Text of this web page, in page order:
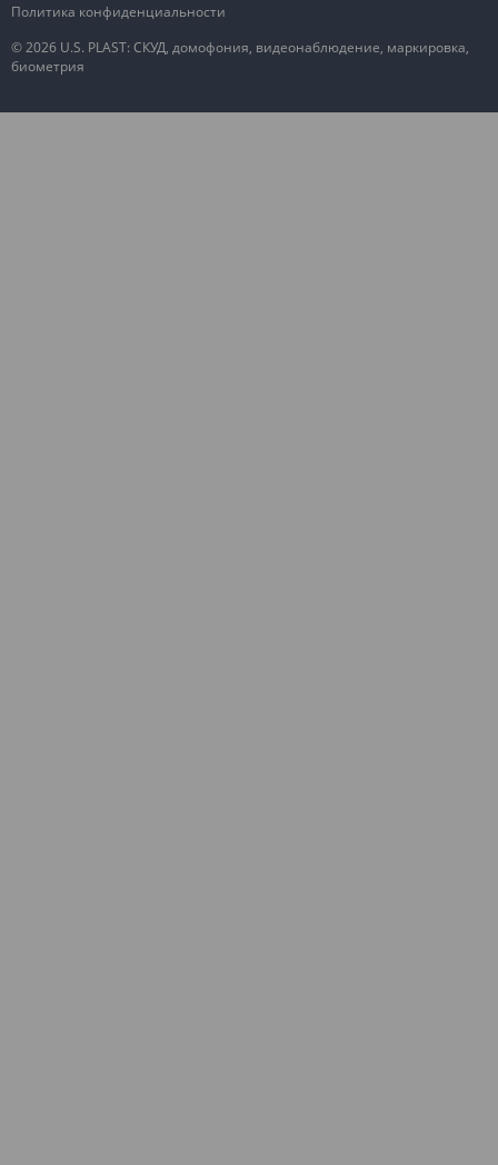
© 2026 U.S. PLAST: СКУД, домофония, видеонаблюдение, маркировка,
биометрия
Политика конфиденциальности